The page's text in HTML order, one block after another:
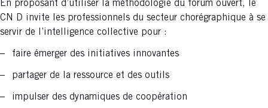
En proposant d’utiliser la méthodologie du forum ouvert, le
CN D invite les professionnels du secteur chorégraphique à se
servir de l’intelligence collective pour :
faire émerger des initiatives innovantes
partager de la ressource et des outils
impulser des dynamiques de coopération